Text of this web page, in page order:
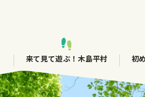
来て見て遊ぶ！木島平村 初